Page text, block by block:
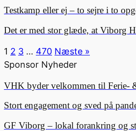
Testkamp eller ej – to sejre i to
Det er med stor glæde, at Viborg
1 2 3 … 470 Næste »
Sponsor Nyheder
VHK byder velkommen til Ferie-
Stort engagement og sved på
GF Viborg – lokal forankring og